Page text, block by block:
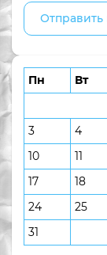
Пн Вт
3
4
10
11
17
18
24
25
31